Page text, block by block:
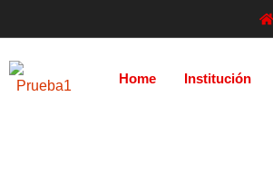
Home Institución